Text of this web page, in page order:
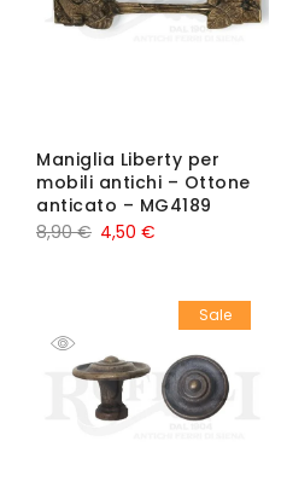
Maniglia Liberty per
mobili antichi – Ottone
anticato – MG4189
8,90€ 4,50 €
Sale